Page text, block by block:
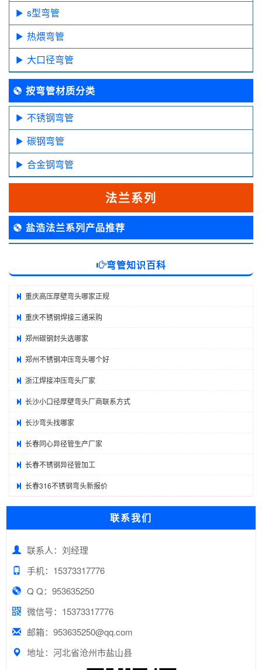
s型弯管
热煨弯管
大口径弯管
按弯管材质分类
不锈钢弯管
碳钢弯管
合金钢弯管
法兰系列
盐浩法兰系列产品推荐
弯管知识百科
重庆高压厚壁弯头哪家正规
重庆不锈钢焊接三通采购
郑州碳钢封头选哪家
郑州不锈钢冲压弯头哪个好
浙江焊接冲压弯头厂家
长沙小口径厚壁弯头厂商联系方式
长沙弯头找哪家
长春同心异径管生产厂家
长春不锈钢异径管加工
长春316不锈钢弯头新报价
联系我们
联系人：刘经理
手机：15373317776
Q Q：953635250
微信号：15373317776
邮箱：953635250@qq.com
地址：河北省沧州市盐山县